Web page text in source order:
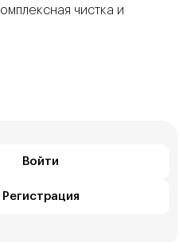
чистка и
Войти
Регистрация